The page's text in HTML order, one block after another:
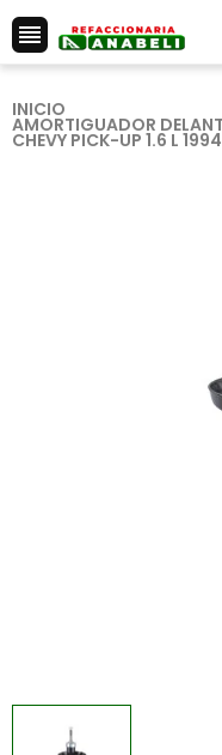

INICIO
AMORTIGUADOR
CHEVY PICK-UP 1.6 L